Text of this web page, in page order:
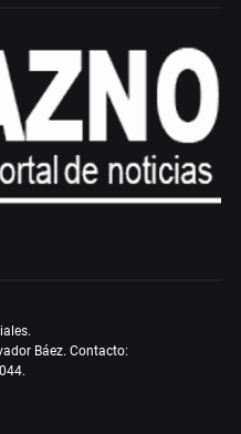
Báez. Contacto: